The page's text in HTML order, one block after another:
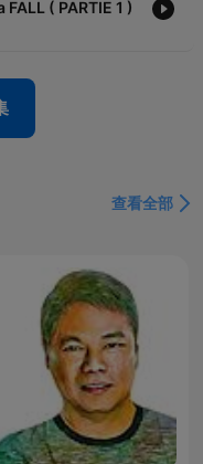
( PARTIE 1 )
查看全部